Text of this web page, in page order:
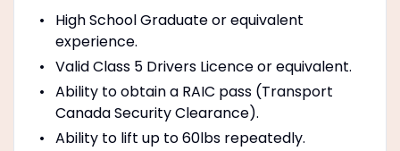
High School Graduate or equivalent
experience.
Valid Class 5 Drivers Licence or equivalent.
Ability to obtain a RAIC pass (Transport
Canada Security Clearance).
Ability to lift up to 60lbs repeatedly.